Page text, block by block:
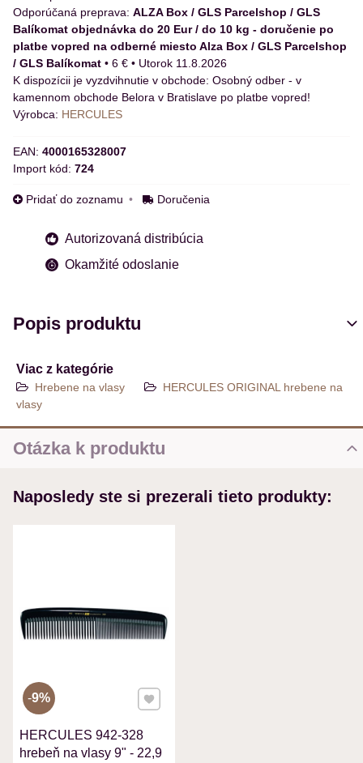
ALZA Box / GLS Parcelshop / GLS
Balíkomat objednávka do 20 Eur / do 10 kg - doručenie po
platbe vopred na odberné miesto Alza Box / GLS Parcelshop
/ GLS Balíkomat • 6 € • Utorok 11.8.2026
Osobný odber - v
kamennom obchode Belora v Bratislave po platbe vopred!
Výrobca: HERCULES
EAN: 4000165328007
Import kód: 724
Pridať do zoznamu Doručenia
Autorizovaná distribúcia
Okamžité odoslanie
Popis produktu
Viac z kategórie
Hrebene na vlasy
HERCULES ORIGINAL hrebene na
vlasy
Otázka k produktu
MENO
VAŠA OTÁZKA K PRODUKTU
Odoslať
Naposledy ste si prezerali tieto produkty:
HERCULES 942-328
hrebeň na vlasy 9" - 22,9
9% Pridať k Obľúbeným